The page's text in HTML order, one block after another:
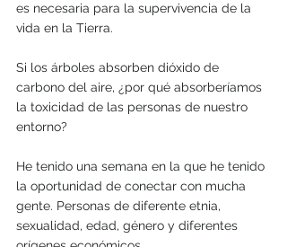
es necesaria para la supervivencia de la
vida en la Tierra.
Si los árboles absorben dióxido de
carbono del aire, ¿por qué absorberíamos
la toxicidad de las personas de nuestro
entorno?
He tenido una semana en la que he tenido
la oportunidad de conectar con mucha
gente. Personas de diferente etnia,
sexualidad, edad, género y diferentes